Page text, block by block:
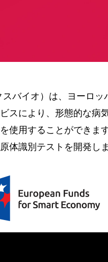
バイオ）は、ヨーロ
スにより、形態的な病
使用することができ
体識別テストを開発しま